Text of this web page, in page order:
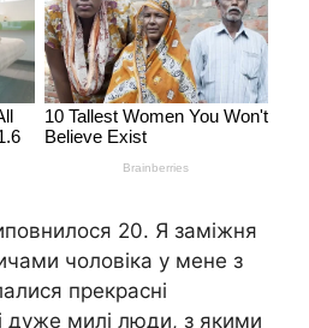
20. Я заміжня
чоловіка у мене з
прекрасні
дуже милі люди, з якими